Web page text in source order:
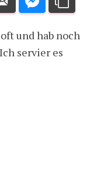
und hab noch
servier es